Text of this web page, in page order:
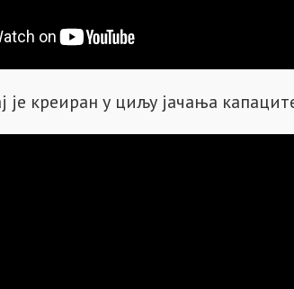
је креиран у циљу јачања